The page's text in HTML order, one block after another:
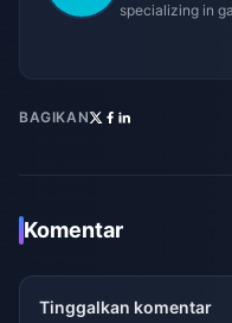
specializing in
BAGIKAN
Komentar
Tinggalkan komentar